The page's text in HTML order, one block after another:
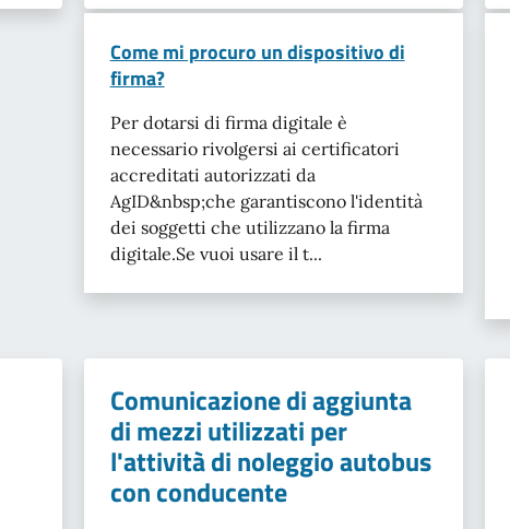
Come mi procuro un dispositivo di
firma?
Per dotarsi di firma digitale è
necessario rivolgersi ai certificatori
accreditati autorizzati da
AgID&nbsp;che garantiscono l'identità
dei soggetti che utilizzano la firma
digitale.Se vuoi usare il t...
Comunicazione di aggiunta
di mezzi utilizzati per
l'attività di noleggio autobus
con conducente